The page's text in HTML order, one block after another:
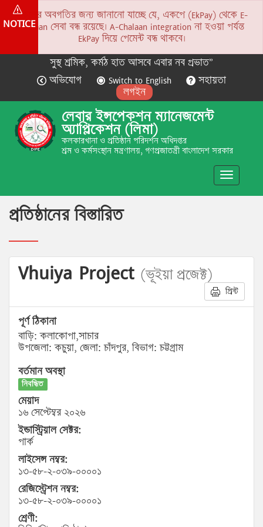
NOTICE
সকলের অবগতির জন্য জানানো যাচ্ছে যে, একপে (EkPay) থেকে E-
Chalaan সেবা বন্ধ রয়েছে। A-Chalaan integration না হওয়া পর্যন্ত
EkPay দিয়ে পেমেন্ট বন্ধ থাকবে।
সুস্থ শ্রমিক, কর্মঠ হাত আসবে এবার নব প্রভাত”
অভিযোগ
Switch to English
সহায়তা
লগইন
লেবার ইন্সপেকশন ম্যানেজমেন্ট
অ্যাপ্লিকেশন (লিমা)
কলকারখানা ও প্রতিষ্ঠান পরিদর্শন অধিদপ্তর
শ্রম ও কর্মসংস্থান মন্ত্রণালয়, গণপ্রজাতন্ত্রী বাংলাদেশ সরকার
Toggle
প্রতিষ্ঠানের বিস্তারিত
Vhuiya Project (ভূইয়া প্রজেক্ট)
প্রিন্ট
পূর্ণ ঠিকানা
বাড়ি: কলাকোপা,সাচার
উপজেলা: কচুয়া, জেলা: চাঁদপুর, বিভাগ: চট্টগ্রাম
বর্তমান অবস্থা
নিবন্ধিত
মেয়াদ
১৬ সেপ্টেম্বর ২০২৬
ইন্ডাস্ট্রিয়াল সেক্টর:
পার্ক
লাইসেন্স নম্বর:
১৩-৫৮-২-০৩৯-০০০০১
রেজিস্ট্রেশন নম্বর:
১৩-৫৮-২-০৩৯-০০০০১
শ্রেণী: